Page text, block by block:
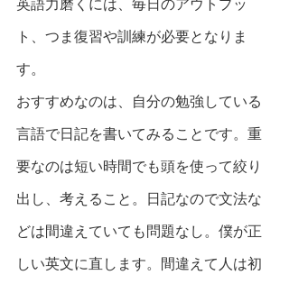
英語力磨くには、毎日のアウトプッ
ト、つま復習や訓練が必要となりま
す。
おすすめなのは、自分の勉強している
言語で日記を書いてみることです。重
要なのは短い時間でも頭を使って絞り
出し、考えること。日記なので文法な
どは間違えていても問題なし。僕が正
しい英文に直します。間違えて人は初